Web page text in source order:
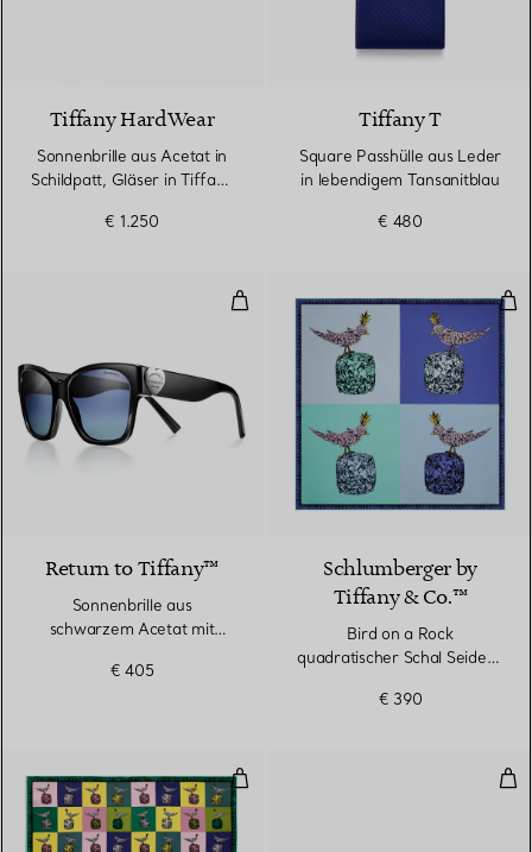
2 Farben
Tiffany HardWear
Sonnenbrille aus Acetat in
Schildpatt, Gläser in Tiffany
€ 1.250
Tiffany T
Square Passhülle aus Leder
in lebendigem Tansanitblau
€ 480
Sonnenbrille aus schwarzem
3 Farben
Return to Tiffany™
Sonnenbrille aus
schwarzem Acetat mit
€ 405
Schlumberger by
Tiffany & Co.™
Bird on a Rock
quadratischer Schal Seide in
€ 390
Bird on a Rock quadratischer